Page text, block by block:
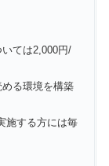
ては2,000円/
る環境を構築
施する方には毎